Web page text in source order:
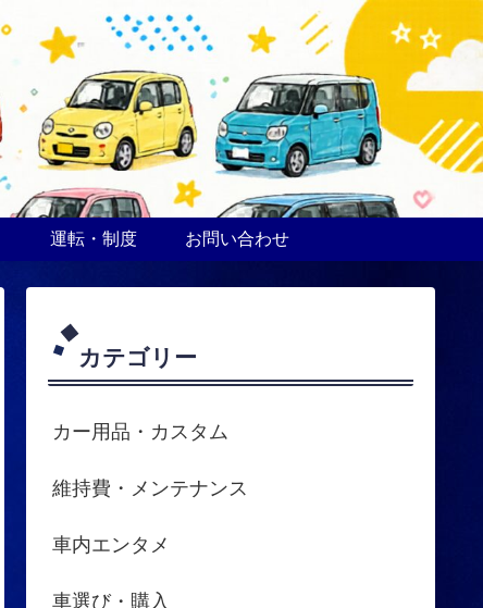
運転・制度 お問い合わせ
カテゴリー
カー用品・カスタム
維持費・メンテナンス
車内エンタメ
車選び・購入